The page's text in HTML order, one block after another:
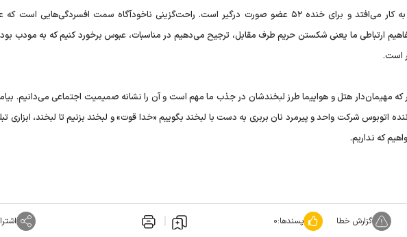
برای گریه‌کردن ۱۷ عضله در صورت به کار می‌افتد و برای خنده ۵۲ عضو صورت درگیر است. راحت‌گزینی ناخودآگاه سمت افسردگی‌هایی
ارتباطی ما یعنی شکستن حریم طرف مقابل، ترجیح می‌دهیم در مناسبات، عبوس برخورد کنیم که به مودب
است.
مهیمان‌دار هتل و هواپیما طرز لبخندشان در جذب ما مهم است و آن را نشانه صمیمیت اجتماعی می‌دانیم.
اتوبوس شرکت واحد و پیرمرد نان بربری به دست با لبخند بگوییم «خدا قوت» و لبخند بزنیم تا لبخند، ابزاری
که نداریم.
گزارش خطا پسندها:۰